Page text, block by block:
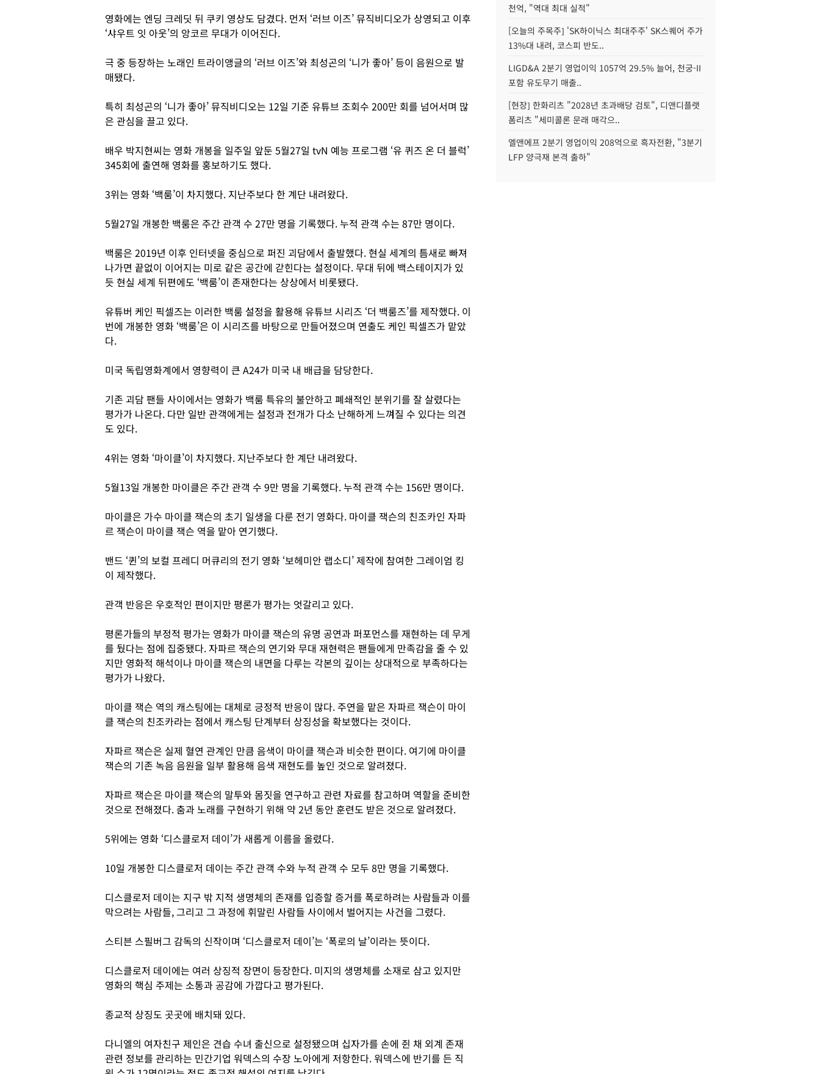
영화에는 엔딩 크레딧 뒤 쿠키 영상도 담겼다. 먼저 ‘러브 이즈’ 뮤직비디오가 상영되고 이후
‘샤우트 잇 아웃’의 앙코르 무대가 이어진다.
극 중 등장하는 노래인 트라이앵글의 ‘러브 이즈’와 최성곤의 ‘니가 좋아’ 등이 음원으로 발
매됐다.
특히 최성곤의 ‘니가 좋아’ 뮤직비디오는 12일 기준 유튜브 조회수 200만 회를 넘어서며 많
은 관심을 끌고 있다.
배우 박지현씨는 영화 개봉을 일주일 앞둔 5월27일 tvN 예능 프로그램 ‘유 퀴즈 온 더 블럭’
345회에 출연해 영화를 홍보하기도 했다.
3위는 영화 ‘백룸’이 차지했다. 지난주보다 한 계단 내려왔다.
5월27일 개봉한 백룸은 주간 관객 수 27만 명을 기록했다. 누적 관객 수는 87만 명이다.
백룸은 2019년 이후 인터넷을 중심으로 퍼진 괴담에서 출발했다. 현실 세계의 틈새로 빠져
나가면 끝없이 이어지는 미로 같은 공간에 갇힌다는 설정이다. 무대 뒤에 백스테이지가 있
듯 현실 세계 뒤편에도 ‘백룸’이 존재한다는 상상에서 비롯됐다.
유튜버 케인 픽셀즈는 이러한 백룸 설정을 활용해 유튜브 시리즈 ‘더 백룸즈’를 제작했다. 이
번에 개봉한 영화 ‘백룸’은 이 시리즈를 바탕으로 만들어졌으며 연출도 케인 픽셀즈가 맡았
다.
미국 독립영화계에서 영향력이 큰 A24가 미국 내 배급을 담당한다.
기존 괴담 팬들 사이에서는 영화가 백룸 특유의 불안하고 폐쇄적인 분위기를 잘 살렸다는
평가가 나온다. 다만 일반 관객에게는 설정과 전개가 다소 난해하게 느껴질 수 있다는 의견
도 있다.
4위는 영화 ‘마이클’이 차지했다. 지난주보다 한 계단 내려왔다.
5월13일 개봉한 마이클은 주간 관객 수 9만 명을 기록했다. 누적 관객 수는 156만 명이다.
마이클은 가수 마이클 잭슨의 초기 일생을 다룬 전기 영화다. 마이클 잭슨의 친조카인 자파
르 잭슨이 마이클 잭슨 역을 맡아 연기했다.
밴드 ‘퀸’의 보컬 프레디 머큐리의 전기 영화 ‘보헤미안 랩소디’ 제작에 참여한 그레이엄 킹
이 제작했다.
관객 반응은 우호적인 편이지만 평론가 평가는 엇갈리고 있다.
평론가들의 부정적 평가는 영화가 마이클 잭슨의 유명 공연과 퍼포먼스를 재현하는 데 무게
를 뒀다는 점에 집중됐다. 자파르 잭슨의 연기와 무대 재현력은 팬들에게 만족감을 줄 수 있
지만 영화적 해석이나 마이클 잭슨의 내면을 다루는 각본의 깊이는 상대적으로 부족하다는
평가가 나왔다.
마이클 잭슨 역의 캐스팅에는 대체로 긍정적 반응이 많다. 주연을 맡은 자파르 잭슨이 마이
클 잭슨의 친조카라는 점에서 캐스팅 단계부터 상징성을 확보했다는 것이다.
자파르 잭슨은 실제 혈연 관계인 만큼 음색이 마이클 잭슨과 비슷한 편이다. 여기에 마이클
잭슨의 기존 녹음 음원을 일부 활용해 음색 재현도를 높인 것으로 알려졌다.
자파르 잭슨은 마이클 잭슨의 말투와 몸짓을 연구하고 관련 자료를 참고하며 역할을 준비한
것으로 전해졌다. 춤과 노래를 구현하기 위해 약 2년 동안 훈련도 받은 것으로 알려졌다.
5위에는 영화 ‘디스클로저 데이’가 새롭게 이름을 올렸다.
10일 개봉한 디스클로저 데이는 주간 관객 수와 누적 관객 수 모두 8만 명을 기록했다.
디스클로저 데이는 지구 밖 지적 생명체의 존재를 입증할 증거를 폭로하려는 사람들과 이를
막으려는 사람들, 그리고 그 과정에 휘말린 사람들 사이에서 벌어지는 사건을 그렸다.
스티븐 스필버그 감독의 신작이며 ‘디스클로저 데이’는 ‘폭로의 날’이라는 뜻이다.
디스클로저 데이에는 여러 상징적 장면이 등장한다. 미지의 생명체를 소재로 삼고 있지만
영화의 핵심 주제는 소통과 공감에 가깝다고 평가된다.
종교적 상징도 곳곳에 배치돼 있다.
다니엘의 여자친구 제인은 견습 수녀 출신으로 설정됐으며 십자가를 손에 쥔 채 외계 존재
관련 정보를 관리하는 민간기업 워덱스의 수장 노아에게 저항한다. 워덱스에 반기를 든 직
천억, "역대 최대 실적"
[오늘의 주목주] 'SK하이닉스 최대주주' SK스퀘어 주가
13%대 내려, 코스피 반도..
LIGD&A 2분기 영업이익 1057억 29.5% 늘어, 천궁-II
포함 유도무기 매출..
[현장] 한화리츠 "2028년 초과배당 검토", 디앤디플랫
폼리츠 "세미콜론 문래 매각으..
엘앤에프 2분기 영업이익 208억으로 흑자전환, "3분기
LFP 양극재 본격 출하"